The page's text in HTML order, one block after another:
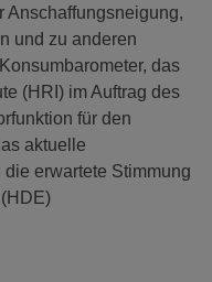
Anschaffungsneigung,
und zu anderen
das
(HRI) im Auftrag des
für den
aktuelle
erwartete Stimmung